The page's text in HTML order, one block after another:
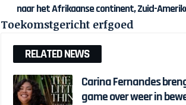
naar het Afrikaanse continent, Zuid-
Toekomstgericht erfgoed
RELATED NEWS
Carina Fernandes
game over weer in